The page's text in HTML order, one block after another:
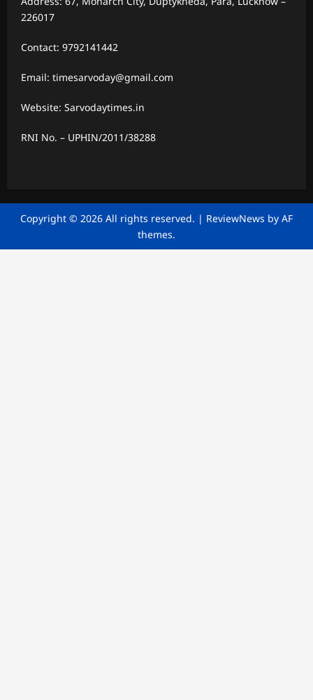
226017
Contact: 9792141442
Email: timesarvoday@gmail.com
Website: Sarvodaytimes.in
RNI No. – UPHIN/2011/38288
Copyright © 2026 All rights reserved. | ReviewNews by AF
themes.